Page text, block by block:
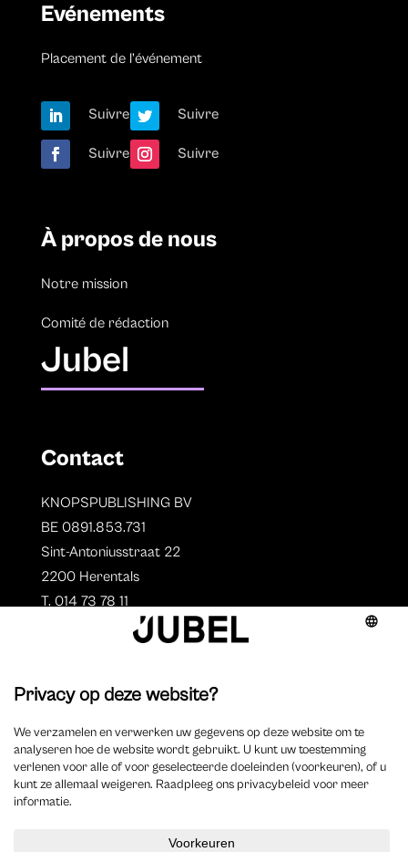
Evénements
Placement de l’événement
Suivre Suivre
Suivre Suivre
À propos de nous
Notre mission
Comité de rédaction
Jubel
Contact
KNOPSPUBLISHING BV
BE 0891.853.731
Sint-Antoniusstraat 22
2200 Herentals
T. 014 73 78 11
Aperçu des auteurs
Devenir auteur ?
2023 Jubel – Webdesign byWisemen